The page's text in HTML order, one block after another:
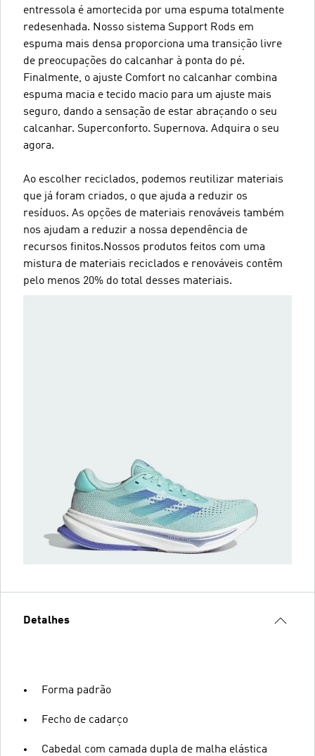
entressola é amortecida por uma espuma totalmente
redesenhada. Nosso sistema Support Rods em
espuma mais densa proporciona uma transição livre
de preocupações do calcanhar à ponta do pé.
Finalmente, o ajuste Comfort no calcanhar combina
espuma macia e tecido macio para um ajuste mais
seguro, dando a sensação de estar abraçando o seu
calcanhar. Superconforto. Supernova. Adquira o seu
agora.
Ao escolher reciclados, podemos reutilizar materiais
que já foram criados, o que ajuda a reduzir os
resíduos. As opções de materiais renováveis também
nos ajudam a reduzir a nossa dependência de
recursos finitos.Nossos produtos feitos com uma
mistura de materiais reciclados e renováveis contêm
pelo menos 20% do total desses materiais.
Detalhes
Forma padrão
Fecho de cadarço
Cabedal com camada dupla de malha elástica